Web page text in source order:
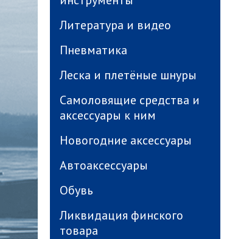
Литература и видео
Пневматика
Леска и плетёные шнуры
Самоловящие средства и
аксессуары к ним
Новогодние аксессуары
Автоаксессуары
Обувь
Ликвидация финского
товара